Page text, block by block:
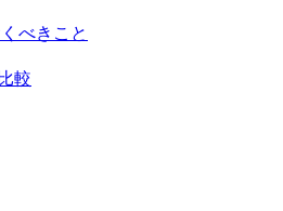
べきこと
較